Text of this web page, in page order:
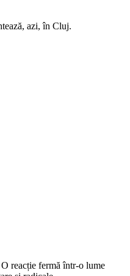
azi, în Cluj.
reacție fermă într-o lume